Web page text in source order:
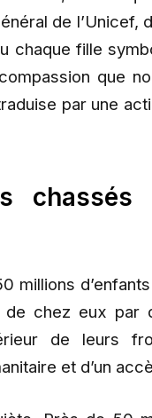
de l’Unicef,
chaque fille
que
par une
millions
chez eux par
de leurs
et d’un